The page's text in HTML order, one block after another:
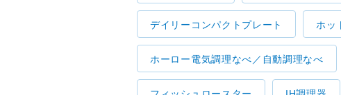
デイリーコンパクトプレート ホッ
ホーロー電気調理なべ／自動調理なべ